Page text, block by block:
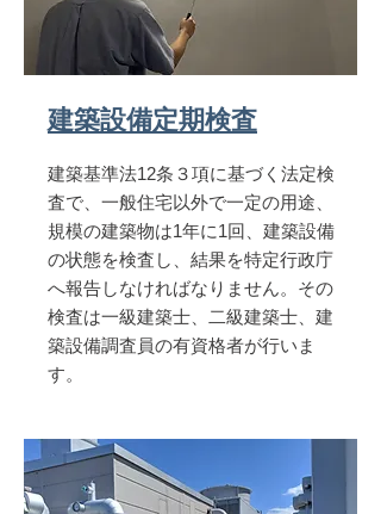
​建築設備定期検査
建築基準法12条３項に基づく法定検
査で、一般住宅以外で一定の用途、
規模の建築物は1年に1回、建築設備
の状態を検査し、結果を特定行政庁
へ報告しなければなりません。その
検査は一級建築士、二級建築士、建
築設備調査員の有資格者が行いま
す。